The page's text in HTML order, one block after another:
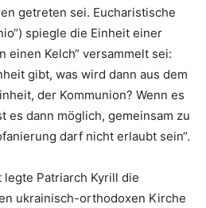
getreten sei. Eucharistische
spiegle die Einheit einer
einen Kelch“ versammelt sei:
gibt, was wird dann aus dem
der Kommunion? Wenn es
es dann möglich, gemeinsam zu
darf nicht erlaubt sein“.
Patriarch Kyrill die
ukrainisch-orthodoxen Kirche